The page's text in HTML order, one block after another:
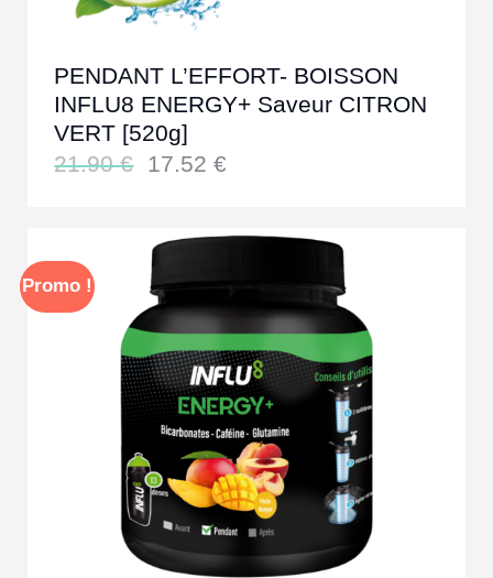
PENDANT L’EFFORT- BOISSON
INFLU8 ENERGY+ Saveur CITRON
VERT [520g]
21.90€ 17.52 €
Promo !